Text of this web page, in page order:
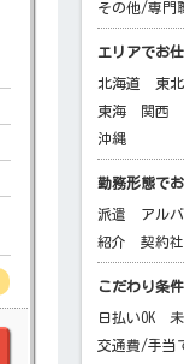
その他/専門
エリアでお
北海道 東北
東海
関西
沖縄
勤務形態で
派遣 アル
紹介
契約
こだわり条
日払いOK
交通費/手当